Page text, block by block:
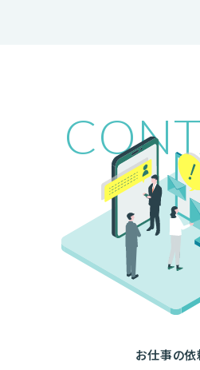
お仕事の依